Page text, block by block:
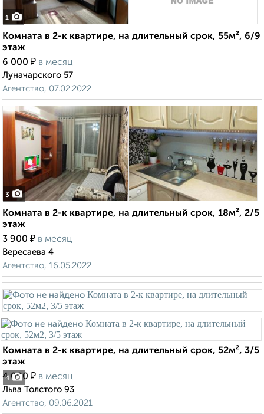
1
Комната в 2-к квартире, на длительный срок, 55м², 6/9
этаж
6 000 ₽ в месяц
Луначарского 57
Агентство, 07.02.2022
3
Комната в 2-к квартире, на длительный срок, 18м², 2/5
этаж
3 900 ₽ в месяц
Вересаева 4
Агентство, 16.05.2022
4
Комната в 2-к квартире, на длительный срок, 52м², 3/5
этаж
4 000 ₽ в месяц
Льва Толстого 93
Агентство, 09.06.2021